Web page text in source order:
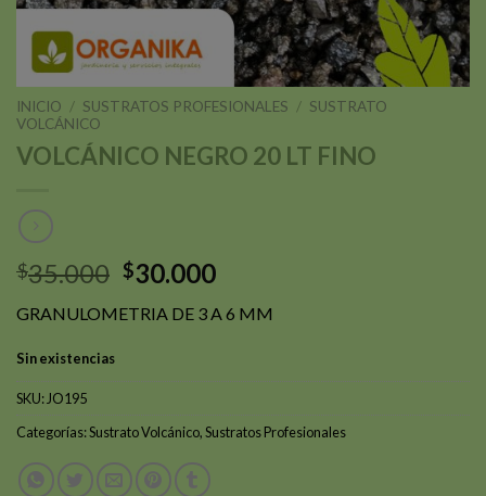
INICIO / SUSTRATOS PROFESIONALES / SUSTRATO
VOLCÁNICO
VOLCÁNICO NEGRO 20 LT FINO
$35.000 El
original
$35.000.
$30.000El
actual
$30.000.
GRANULOMETRIA DE 3 A 6 MM
Sin existencias
SKU: JO195
Categorías:Sustrato Volcánico,Sustratos Profesionales